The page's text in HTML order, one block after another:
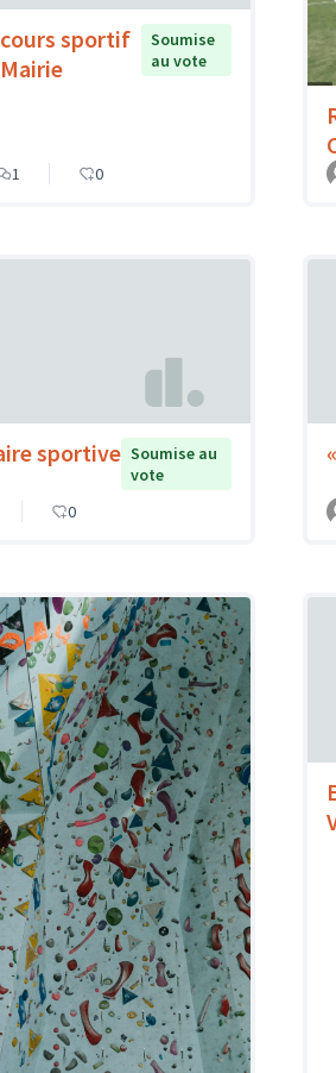
sportif
Soumise
au vote
1 0
sportive Soumise au
vote
0